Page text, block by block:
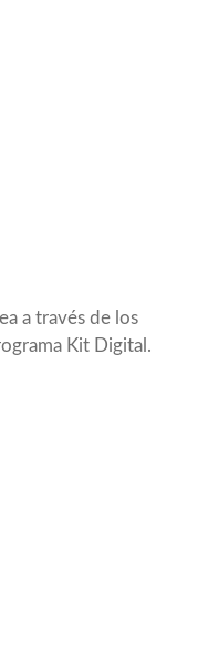
a través de los
Kit Digital.